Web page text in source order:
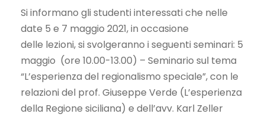
Si informano gli studenti interessati che nelle
date 5 e 7 maggio 2021, in occasione
delle lezioni, si svolgeranno i seguenti seminari: 5
maggio (ore 10.00-13.00) – Seminario sul tema
“L’esperienza del regionalismo speciale”, con le
relazioni del prof. Giuseppe Verde (L’esperienza
della Regione siciliana) e dell’avv. Karl Zeller